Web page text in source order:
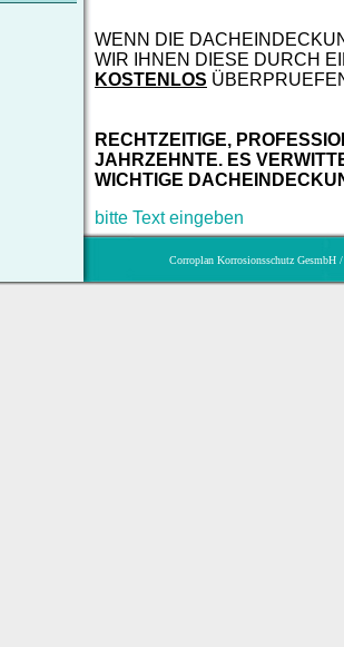
WENN DIE
WIR IHNEN DIESE DURCH
KOSTENLOS
RECHTZEITIGE,
JAHRZEHNTE. ES
WICHTIGE
bitte Text eingeben
Corroplan Korrosionsschutz GesmbH